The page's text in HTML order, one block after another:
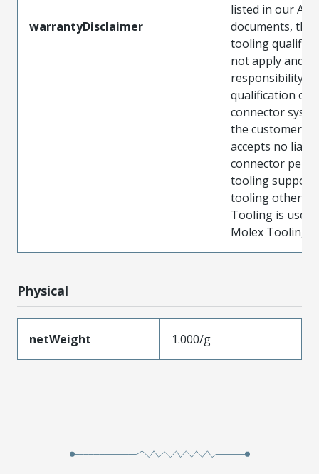
warrantyDisclaimer
listed in our ATS
documents, the
tooling
not apply and
responsibility
qualification of
connector
the customer.
accepts no
connector
tooling support
tooling other
Tooling is used
Molex Tooling
Physical
netWeight 1.000/g